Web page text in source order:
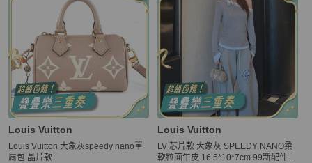
Louis Vuitton
Louis Vuitton 大象灰speedy nano單
肩包 晶片款
Louis Vuitton
LV 芯片款 大象灰 SPEEDY NANO柔
軟粒面牛皮 16.5*10*7cm 99新配件盒